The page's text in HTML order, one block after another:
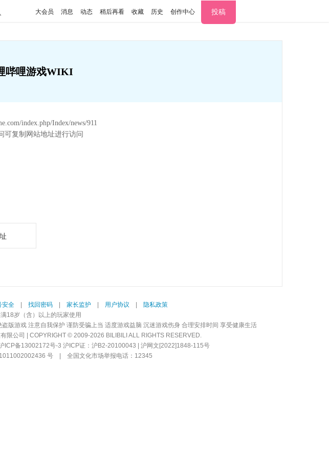
大会员 消息 动态 稍后再看 收藏 历史 创作中心 投稿
哔哩游戏WIKI
index.php/Index/news/911
可复制网站地址进行访问
安全 找回密码 家长监护 用户协议
隐私政策
18岁（含）以上的玩家使用
版游戏 注意自我保护 谨防受骗上当 适度游戏益脑 沉迷游戏伤身 合理安排时间 享受健康生活
限公司 | COPYRIGHT © 2009-2026 BILIBILI ALL RIGHTS RESERVED.
ICP备13002172号-3 沪ICP证：沪B2-20100043 | 沪网文[2022]1848-115号
号
全国文化市场举报电话：12345